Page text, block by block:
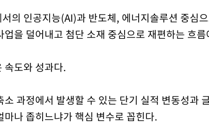
의 인공지능(AI)과 반도체, 에너지솔루션 중심
업을 덜어내고 첨단 소재 중심으로 재편하는 흐
속도와 성과다.
소 과정에서 발생할 수 있는 단기 실적 변동성과
마나 좁히느냐가 핵심 변수로 꼽힌다.